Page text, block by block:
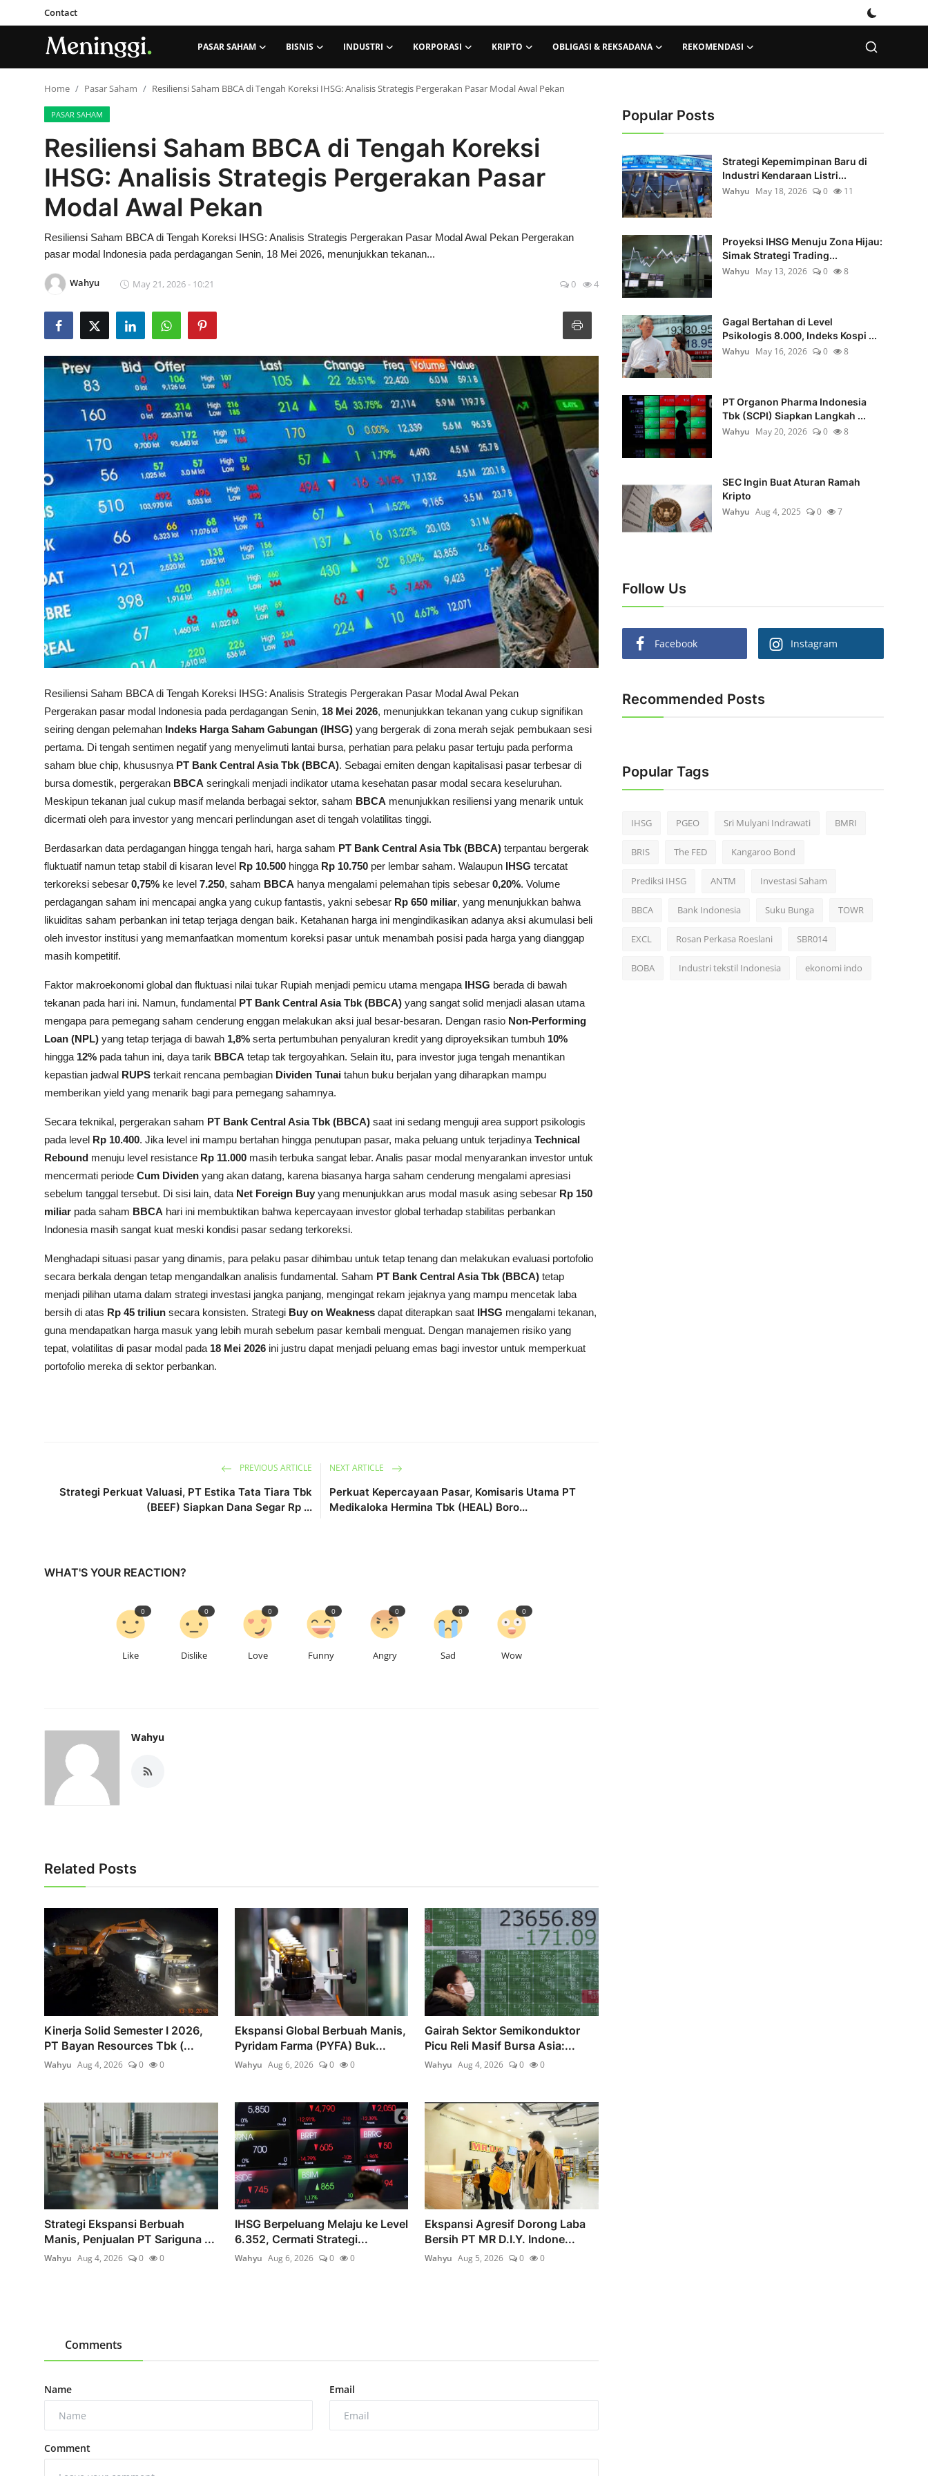
Contact
PASAR SAHAM BISNIS INDUSTRI KORPORASI KRIPTO OBLIGASI & REKSADANA REKOMENDASI
Contact
Pasar Saham
Industri
Obligasi & Reksadana
Rekomendasi
Home Pasar Saham Resiliensi Saham BBCA di Tengah Koreksi IHSG: Analisis Strategis Pergerakan Pasar Modal Awal Pekan
PASAR SAHAM
Resiliensi Saham BBCA di Tengah Koreksi
IHSG: Analisis Strategis Pergerakan Pasar
Modal Awal Pekan
Resiliensi Saham BBCA di Tengah Koreksi IHSG: Analisis Strategis Pergerakan Pasar Modal Awal Pekan Pergerakan
pasar modal Indonesia pada perdagangan Senin, 18 Mei 2026, menunjukkan tekanan...
Wahyu May 21, 2026 - 10:21 0 4
Resiliensi Saham BBCA di Tengah Koreksi IHSG: Analisis Strategis Pergerakan Pasar Modal Awal Pekan
Pergerakan pasar modal Indonesia pada perdagangan Senin, 18 Mei 2026, menunjukkan tekanan yang cukup signifikan
seiring dengan pelemahan Indeks Harga Saham Gabungan (IHSG) yang bergerak di zona merah sejak pembukaan sesi
pertama. Di tengah sentimen negatif yang menyelimuti lantai bursa, perhatian para pelaku pasar tertuju pada performa
saham blue chip, khususnya PT Bank Central Asia Tbk (BBCA). Sebagai emiten dengan kapitalisasi pasar terbesar di
bursa domestik, pergerakan BBCA seringkali menjadi indikator utama kesehatan pasar modal secara keseluruhan.
Meskipun tekanan jual cukup masif melanda berbagai sektor, saham BBCA menunjukkan resiliensi yang menarik untuk
dicermati oleh para investor yang mencari perlindungan aset di tengah volatilitas tinggi.
Berdasarkan data perdagangan hingga tengah hari, harga saham PT Bank Central Asia Tbk (BBCA) terpantau bergerak
fluktuatif namun tetap stabil di kisaran level Rp 10.500 hingga Rp 10.750 per lembar saham. Walaupun IHSG tercatat
terkoreksi sebesar 0,75% ke level 7.250, saham BBCA hanya mengalami pelemahan tipis sebesar 0,20%. Volume
perdagangan saham ini mencapai angka yang cukup fantastis, yakni sebesar Rp 650 miliar, yang menunjukkan bahwa
likuiditas saham perbankan ini tetap terjaga dengan baik. Ketahanan harga ini mengindikasikan adanya aksi akumulasi beli
oleh investor institusi yang memanfaatkan momentum koreksi pasar untuk menambah posisi pada harga yang dianggap
masih kompetitif.
Faktor makroekonomi global dan fluktuasi nilai tukar Rupiah menjadi pemicu utama mengapa IHSG berada di bawah
tekanan pada hari ini. Namun, fundamental PT Bank Central Asia Tbk (BBCA) yang sangat solid menjadi alasan utama
mengapa para pemegang saham cenderung enggan melakukan aksi jual besar-besaran. Dengan rasio Non-Performing
Loan (NPL) yang tetap terjaga di bawah 1,8% serta pertumbuhan penyaluran kredit yang diproyeksikan tumbuh 10%
hingga 12% pada tahun ini, daya tarik BBCA tetap tak tergoyahkan. Selain itu, para investor juga tengah menantikan
kepastian jadwal RUPS terkait rencana pembagian Dividen Tunai tahun buku berjalan yang diharapkan mampu
memberikan yield yang menarik bagi para pemegang sahamnya.
Secara teknikal, pergerakan saham PT Bank Central Asia Tbk (BBCA) saat ini sedang menguji area support psikologis
pada level Rp 10.400. Jika level ini mampu bertahan hingga penutupan pasar, maka peluang untuk terjadinya Technical
Rebound menuju level resistance Rp 11.000 masih terbuka sangat lebar. Analis pasar modal menyarankan investor untuk
mencermati periode Cum Dividen yang akan datang, karena biasanya harga saham cenderung mengalami apresiasi
sebelum tanggal tersebut. Di sisi lain, data Net Foreign Buy yang menunjukkan arus modal masuk asing sebesar Rp 150
miliar pada saham BBCA hari ini membuktikan bahwa kepercayaan investor global terhadap stabilitas perbankan
Indonesia masih sangat kuat meski kondisi pasar sedang terkoreksi.
Menghadapi situasi pasar yang dinamis, para pelaku pasar dihimbau untuk tetap tenang dan melakukan evaluasi portofolio
secara berkala dengan tetap mengandalkan analisis fundamental. Saham PT Bank Central Asia Tbk (BBCA) tetap
menjadi pilihan utama dalam strategi investasi jangka panjang, mengingat rekam jejaknya yang mampu mencetak laba
bersih di atas Rp 45 triliun secara konsisten. Strategi Buy on Weakness dapat diterapkan saat IHSG mengalami tekanan,
guna mendapatkan harga masuk yang lebih murah sebelum pasar kembali menguat. Dengan manajemen risiko yang
tepat, volatilitas di pasar modal pada 18 Mei 2026 ini justru dapat menjadi peluang emas bagi investor untuk memperkuat
portofolio mereka di sektor perbankan.
PREVIOUS ARTICLE
Strategi Perkuat Valuasi, PT Estika Tata Tiara Tbk
(BEEF) Siapkan Dana Segar Rp ...
NEXT ARTICLE
Perkuat Kepercayaan Pasar, Komisaris Utama PT
Medikaloka Hermina Tbk (HEAL) Boro...
WHAT'S YOUR REACTION?
Like
0
Dislike
0
Love
0
Funny
0
Angry
0
Sad
0
Wow
0
Wahyu
Related Posts
Kinerja Solid Semester I 2026,
PT Bayan Resources Tbk (...
Wahyu Aug 4, 2026 0 0
Ekspansi Global Berbuah Manis,
Pyridam Farma (PYFA) Buk...
Wahyu Aug 6, 2026 0 0
Gairah Sektor Semikonduktor
Picu Reli Masif Bursa Asia:...
Wahyu Aug 4, 2026 0 0
Strategi Ekspansi Berbuah
Manis, Penjualan PT Sariguna ...
Wahyu Aug 4, 2026 0 0
IHSG Berpeluang Melaju ke Level
6.352, Cermati Strategi...
Wahyu Aug 6, 2026 0 0
Ekspansi Agresif Dorong Laba
Bersih PT MR D.I.Y. Indone...
Wahyu Aug 5, 2026 0 0
Comments
Name Email
Comment
Popular Posts
Strategi Kepemimpinan Baru di
Industri Kendaraan Listri...
Wahyu May 18, 2026 0 11
Proyeksi IHSG Menuju Zona Hijau:
Simak Strategi Trading...
Wahyu May 13, 2026 0 8
Gagal Bertahan di Level
Psikologis 8.000, Indeks Kospi ...
Wahyu May 16, 2026 0 8
PT Organon Pharma Indonesia
Tbk (SCPI) Siapkan Langkah ...
Wahyu May 20, 2026 0 8
SEC Ingin Buat Aturan Ramah
Kripto
Wahyu Aug 4, 2025 0 7
Follow Us
Facebook Instagram
Recommended Posts
Popular Tags
IHSG PGEO Sri Mulyani Indrawati BMRI
BRIS The FED Kangaroo Bond
Prediksi IHSG ANTM Investasi Saham
BBCA Bank Indonesia Suku Bunga TOWR
EXCL Rosan Perkasa Roeslani SBR014
BOBA Industri tekstil Indonesia ekonomi indo